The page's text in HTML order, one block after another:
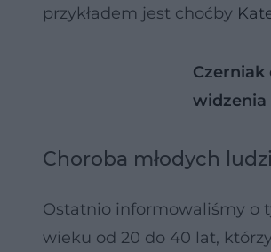
przykładem jest choćby
widzenia
Choroba młodych
Ostatnio informowaliśmy o
wieku od 20 do 40 lat,